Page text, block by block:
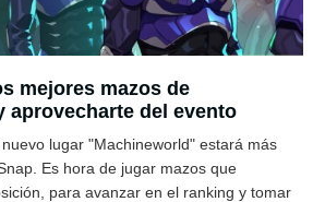
mejores mazos de
aprovecharte del evento
lugar "Machineworld" estará más
Es hora de jugar mazos que
para avanzar en el ranking y tomar